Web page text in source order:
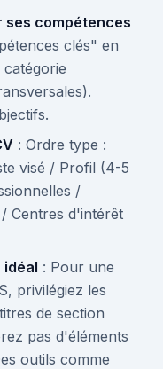
ses compétences
clés" en
catégorie
: Ordre type :
visé / Profil (4-5
/
Centres d'intérêt
idéal : Pour une
privilégiez les
de section
pas d'éléments
outils comme